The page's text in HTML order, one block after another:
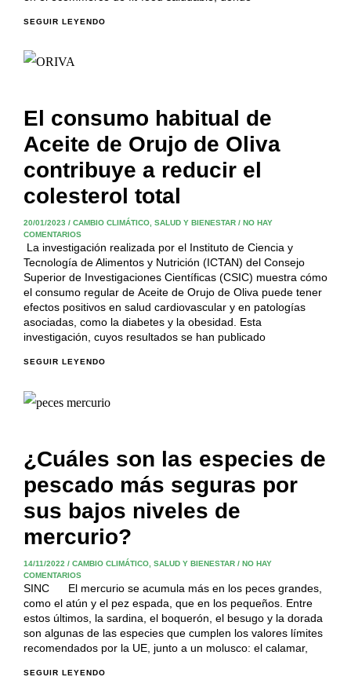
SEGUIR LEYENDO
El consumo habitual de
Aceite de Orujo de Oliva
contribuye a reducir el
colesterol total
20/01/2023 / CAMBIO CLIMÁTICO, SALUD Y BIENESTAR / NO HAY
COMENTARIOS
La investigación realizada por el Instituto de Ciencia y
Tecnología de Alimentos y Nutrición (ICTAN) del Consejo
Superior de Investigaciones Científicas (CSIC) muestra cómo
el consumo regular de Aceite de Orujo de Oliva puede tener
efectos positivos en salud cardiovascular y en patologías
asociadas, como la diabetes y la obesidad. Esta
investigación, cuyos resultados se han publicado
SEGUIR LEYENDO
¿Cuáles son las especies de
pescado más seguras por
sus bajos niveles de
mercurio?
14/11/2022 / CAMBIO CLIMÁTICO SALUD Y BIENESTAR / NO HAY
COMENTARIOS
SINC El mercurio se acumula más en los peces grandes,
como el atún y el pez espada, que en los pequeños. Entre
estos últimos, la sardina, el boquerón, el besugo y la dorada
son algunas de las especies que cumplen los valores límites
recomendados por la UE, junto a un molusco: el calamar,
SEGUIR LEYENDO